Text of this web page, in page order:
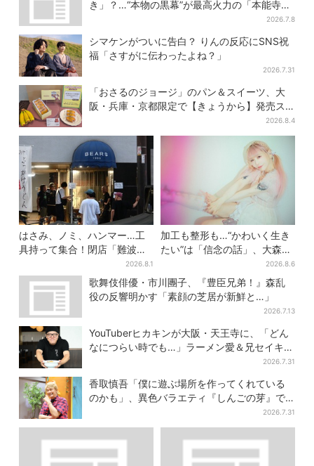
き」？…“本物の黒幕”が最高火力の「本能寺」
2026.7.8
シマケンがついに告白？ りんの反応にSNS祝
福「さすがに伝わったよね？」
2026.7.31
「おさるのジョージ」のパン＆スイーツ、大
阪・兵庫・京都限定で【きょうから】発売ス
2026.8.4
はさみ、ノミ、ハンマー…工
具持って集合！閉店「難波ベ
アーズ」最終日400人超…最
後は「もう帰ってください」
2026.8.1
加工も整形も…“かわいく生き
たい”は「信念の話」、大森靖
2026.8.6
歌舞伎俳優・市川團子、『豊臣兄弟！』森乱
役の反響明かす「素顔の芝居が新鮮と…」
2026.7.13
YouTuberヒカキンが大阪・天王寺に、「どん
なにつらい時でも…」ラーメン愛＆兄セイキン
2026.7.31
香取慎吾「僕に遊ぶ場所を作ってくれている
のかも」、異色バラエティ『しんごの芽』で
2026.7.31